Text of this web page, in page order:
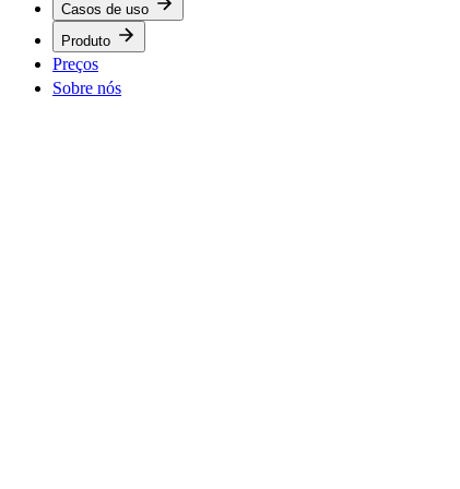
Casos de uso
Produto
Preços
Sobre nós